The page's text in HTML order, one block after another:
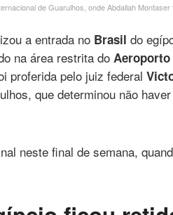
de Guarulhos, onde Abdallah
a entrada no Brasil do
na área restrita do Aeroporto
proferida pelo juiz federal
que determinou não
neste final de semana,